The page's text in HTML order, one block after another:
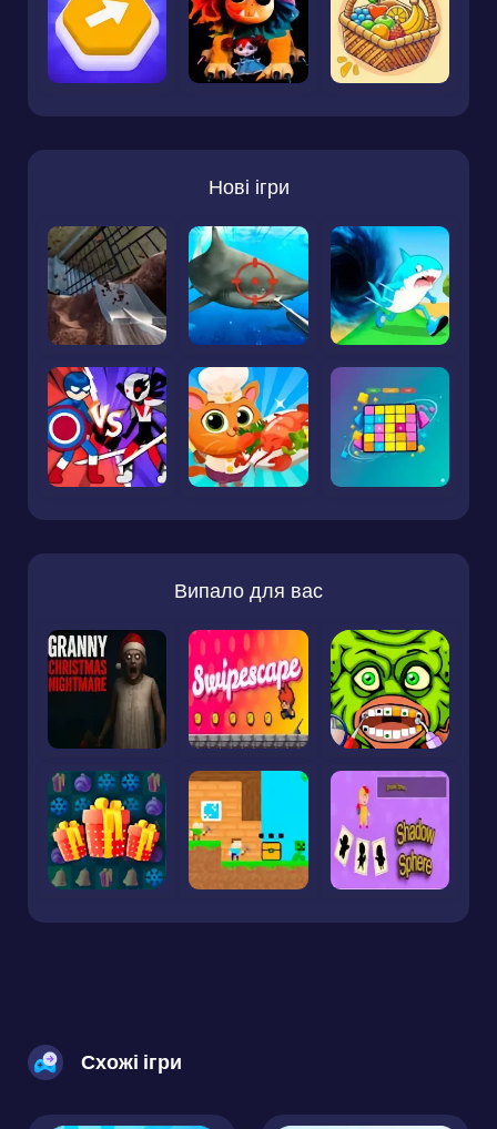
Нові ігри
Випало для вас
Схожі ігри